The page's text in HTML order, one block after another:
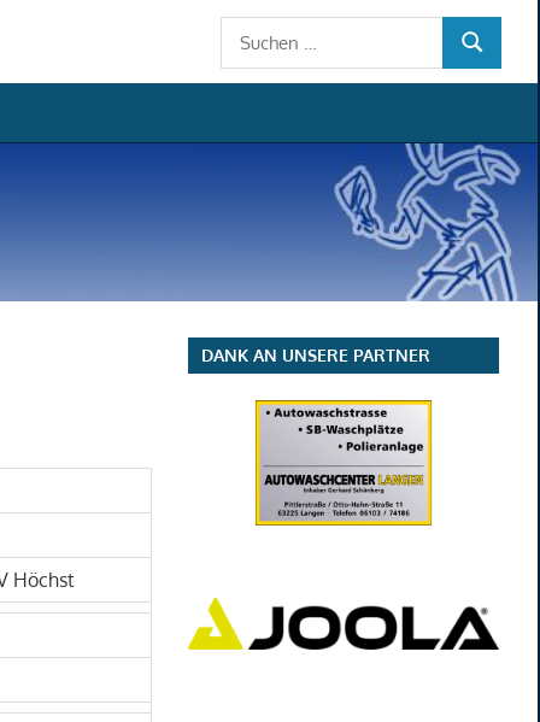
SUCHEN
Höchst
DANK AN UNSERE PARTNER